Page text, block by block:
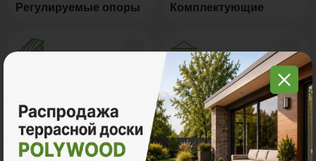
Регулируемые опоры Комплектующие
Натуральное дерево Маркизы и перголы